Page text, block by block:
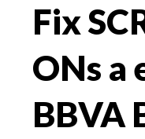
Fix
ONs a
BBVA